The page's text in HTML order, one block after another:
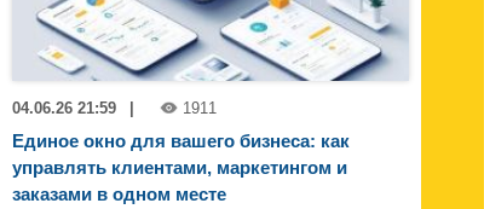
04.06.26 21:59 | 1911
Единое окно для вашего бизнеса: как
управлять клиентами, маркетингом и
заказами в одном месте